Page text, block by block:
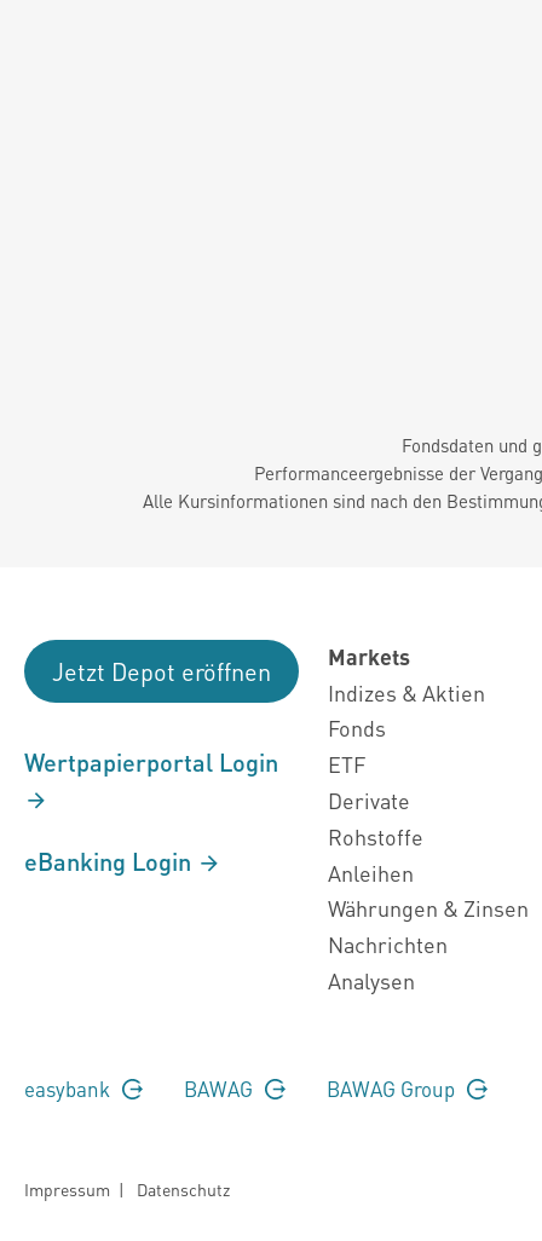
Fondsdaten und
Performanceergebnisse der
Alle Kursinformationen sind nach den
Jetzt Depot eröffnen
Wertpapierportal Login
eBanking Login
Markets
Indizes & Aktien
Fonds
ETF
Derivate
Rohstoffe
Anleihen
Währungen & Zinsen
Nachrichten
Analysen
easybank BAWAG BAWAG Group
Impressum | Datenschutz